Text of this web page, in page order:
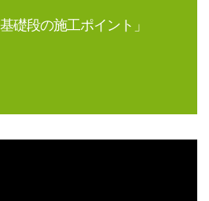
礎段の施工ポイント」